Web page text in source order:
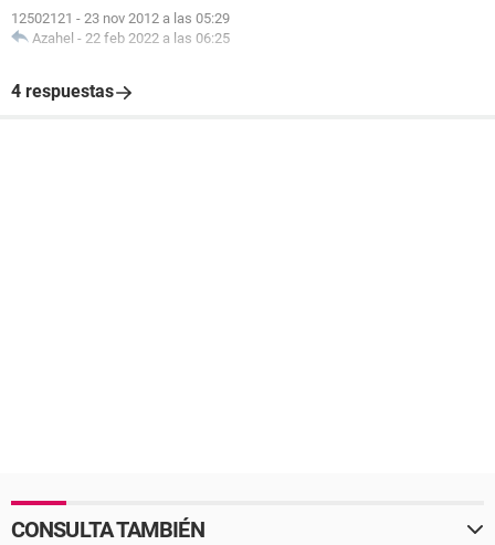
12502121 - 23 nov 2012 a las 05:29
Azahel - 22 feb 2022 a las 06:25
4 respuestas
CONSULTA TAMBIÉN